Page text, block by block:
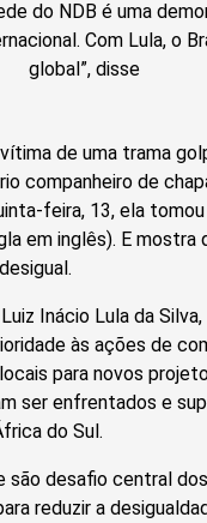
do NDB é uma
Com Lula, o
global”, disse
de uma trama
companheiro de
feira, 13, ela
em inglês). E
Inácio Lula da
às ações de
para novos
ser enfrentados e
do Sul.
são desafio central
reduzir a